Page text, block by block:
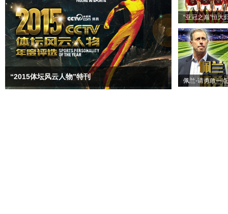
“2015体坛风云人物”特刊
“亚冠之巅”恒大
佩兰-请勇敢一点